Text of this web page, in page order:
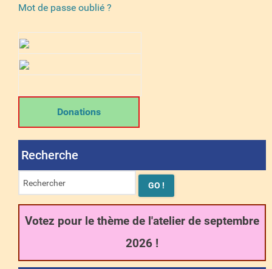
Mot de passe oublié ?
Donations
Recherche
Votez pour le thème de l'atelier de septembre
2026 !